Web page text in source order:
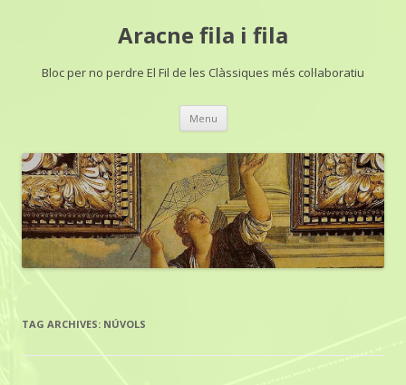
Aracne fila i fila
Bloc per no perdre El Fil de les Clàssiques més col·laboratiu
Menu Skip
TAG ARCHIVES: NÚVOLS